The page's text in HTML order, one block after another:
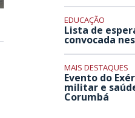
EDUCAÇÃO
Lista de
convocada
MAIS DESTAQUES
Evento do
militar e
Corumbá